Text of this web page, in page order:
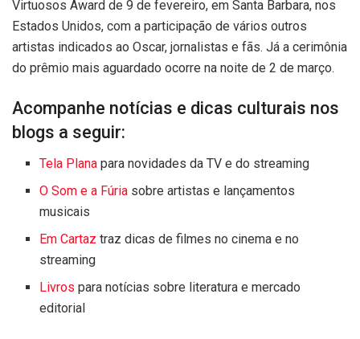
Virtuosos Award de 9 de fevereiro, em Santa Barbara, nos
Estados Unidos, com a participação de vários outros
artistas indicados ao Oscar, jornalistas e fãs. Já a cerimônia
do prêmio mais aguardado ocorre na noite de 2 de março.
Acompanhe notícias e dicas culturais nos
blogs a seguir:
Tela Plana para novidades da TV e do streaming
O Som e a Fúria sobre artistas e lançamentos
musicais
Em Cartaz traz dicas de filmes no cinema e no
streaming
Livros para notícias sobre literatura e mercado
editorial